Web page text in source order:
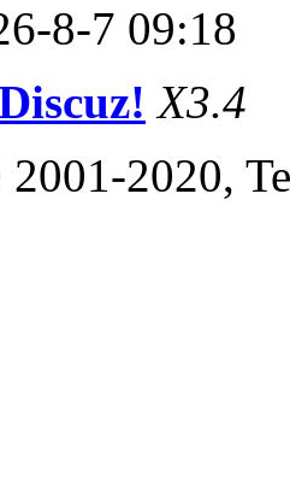
8-7 09:18
X3.4
2020,